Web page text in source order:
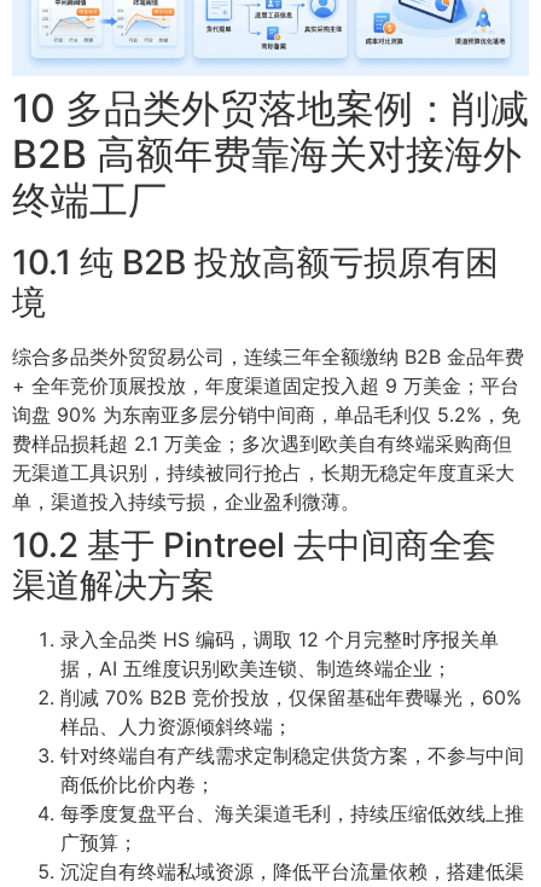
10 多品类外贸落地案例：削减
B2B 高额年费靠海关对接海外
终端工厂
10.1 纯 B2B 投放高额亏损原有困
境
综合多品类外贸贸易公司，连续三年全额缴纳 B2B 金品年费
+ 全年竞价顶展投放，年度渠道固定投入超 9 万美金；平台
询盘 90% 为东南亚多层分销中间商，单品毛利仅 5.2%，免
费样品损耗超 2.1 万美金；多次遇到欧美自有终端采购商但
无渠道工具识别，持续被同行抢占，长期无稳定年度直采大
单，渠道投入持续亏损，企业盈利微薄。
10.2 基于 Pintreel 去中间商全套
渠道解决方案
录入全品类 HS 编码，调取 12 个月完整时序报关单
据，AI 五维度识别欧美连锁、制造终端企业；
削减 70% B2B 竞价投放，仅保留基础年费曝光，60%
样品、人力资源倾斜终端；
针对终端自有产线需求定制稳定供货方案，不参与中间
商低价比价内卷；
每季度复盘平台、海关渠道毛利，持续压缩低效线上推
广预算；
沉淀自有终端私域资源，降低平台流量依赖，搭建低渠